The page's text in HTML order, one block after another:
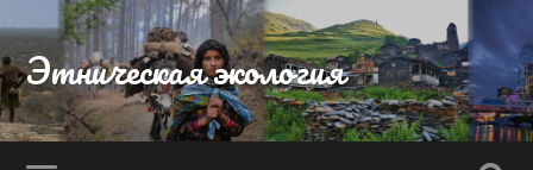
Этническая экология